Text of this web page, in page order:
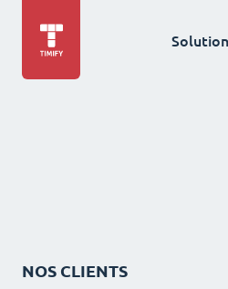
NOS CLIENTS